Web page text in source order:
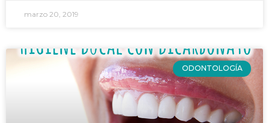
marzo 20, 2019
ODONTOLOGÍA